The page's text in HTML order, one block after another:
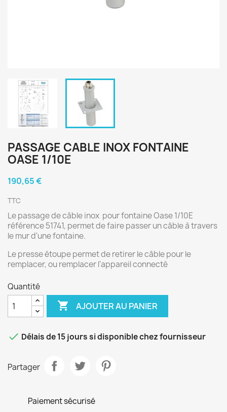
PASSAGE CABLE INOX FONTAINE
OASE 1/10E
190,65 €
TTC
Le passage de câble inox pour fontaine Oase 1/10E
référence 51741, permet de faire passer un câble à travers
le mur d'une fontaine.
Le presse étoupe permet de retirer le câble pour le
remplacer, ou remplacer l'appareil connecté
Quantité
 AJOUTER AU PANIER
 Délais de 15 jours si disponible chez fournisseur
Partager
Paiement sécurisé